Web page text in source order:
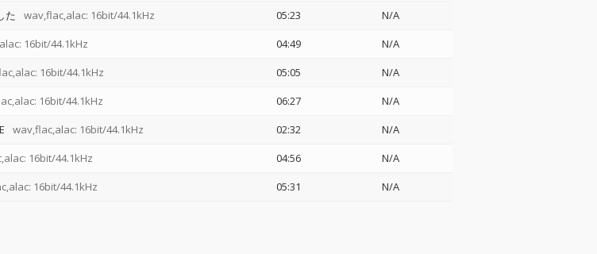
た wav,flac,alac: 16bit/44.1kHz 05:23
N/A
16bit/44.1kHz 04:49
N/A
16bit/44.1kHz 05:05
N/A
16bit/44.1kHz 06:27
N/A
wav,flac,alac: 16bit/44.1kHz 02:32
N/A
16bit/44.1kHz 04:56
N/A
16bit/44.1kHz 05:31 N/A